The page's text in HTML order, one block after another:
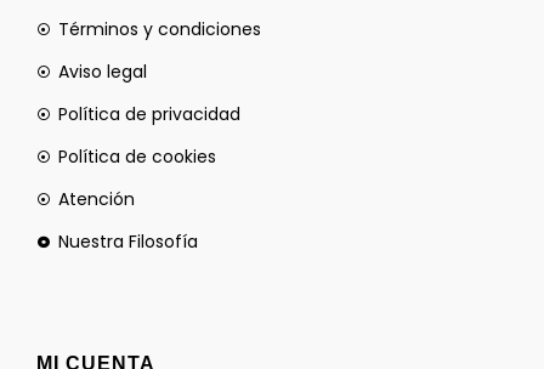
Términos y condiciones
Aviso legal
Política de privacidad
Política de cookies
Atención
Nuestra Filosofía
MI CUENTA